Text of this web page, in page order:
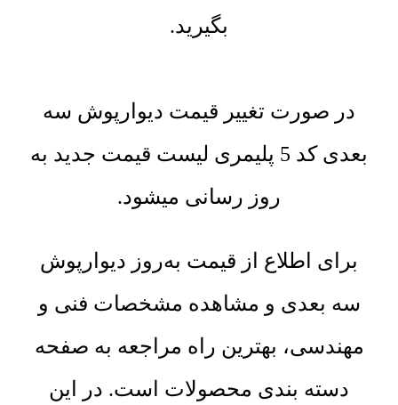
بگیرید.
در صورت تغییر قیمت دیوارپوش سه
بعدی کد 5 پلیمری لیست قیمت جدید به
روز رسانی میشود.
برای اطلاع از قیمت به‌روز دیوارپوش
سه بعدی و مشاهده مشخصات فنی و
مهندسی، بهترین راه مراجعه به صفحه
دسته بندی محصولات است. در این